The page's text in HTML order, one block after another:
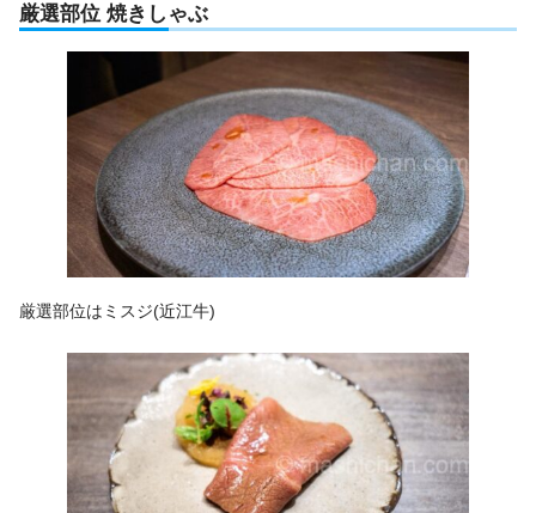
厳選部位 焼きしゃぶ
厳選部位はミスジ(近江牛)